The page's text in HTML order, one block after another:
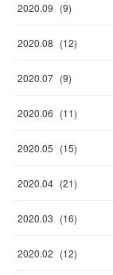
2020.09 (9)
2020.08 (12)
2020.07 (9)
2020.06 (11)
2020.05 (15)
2020.04 (21)
2020.03 (16)
2020.02 (12)